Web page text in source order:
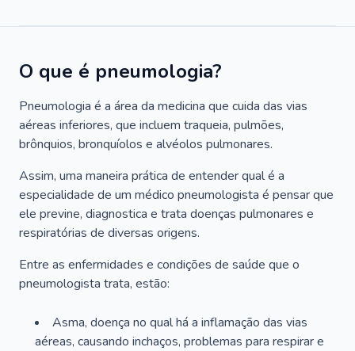
O que é pneumologia?
Pneumologia é a área da medicina que cuida das vias
aéreas inferiores, que incluem traqueia, pulmões,
brônquios, bronquíolos e alvéolos pulmonares.
Assim, uma maneira prática de entender qual é a
especialidade de um médico pneumologista é pensar que
ele previne, diagnostica e trata doenças pulmonares e
respiratórias de diversas origens.
Entre as enfermidades e condições de saúde que o
pneumologista trata, estão:
Asma, doença no qual há a inflamação das vias
aéreas, causando inchaços, problemas para respirar e